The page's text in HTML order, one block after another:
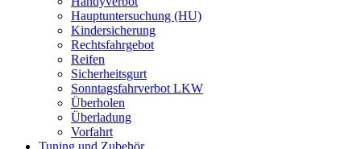
Hauptuntersuchung (HU)
Kindersicherung
Rechtsfahrgebot
Reifen
Sicherheitsgurt
Sonntagsfahrverbot LKW
Überholen
Überladung
Vorfahrt
Tuning und Zubehör